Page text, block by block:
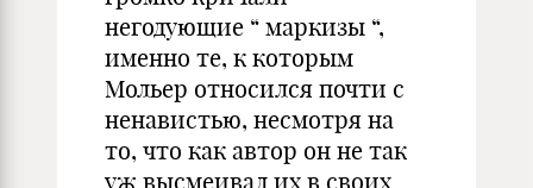
негодующие “ маркизы “,
именно те, к которым
Мольер относился почти с
ненавистью, несмотря на
то, что как автор он не так
уж высмеивал их в своих